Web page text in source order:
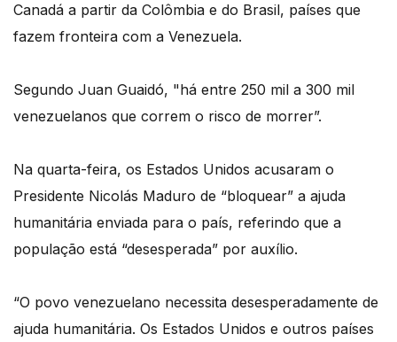
Canadá a partir da Colômbia e do Brasil, países que
fazem fronteira com a Venezuela.
Segundo Juan Guaidó, "há entre 250 mil a 300 mil
venezuelanos que correm o risco de morrer”.
Na quarta-feira, os Estados Unidos acusaram o
Presidente Nicolás Maduro de “bloquear” a ajuda
humanitária enviada para o país, referindo que a
população está “desesperada” por auxílio.
“O povo venezuelano necessita desesperadamente de
ajuda humanitária. Os Estados Unidos e outros países